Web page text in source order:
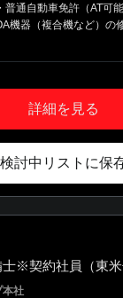
普通自動車免許（AT
機器（複合機など）の
詳細を見る
検討中リストに保
士※契約社員（東米
本社